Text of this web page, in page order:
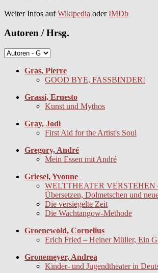
Weiter Infos aufWikipedia oderIMDb
Autoren / Hrsg.
Gras, Pierre
GOOD BYE, FASSBINDER!
Grassi, Ernesto
Kunst und Mythos
Gray, Jodi
First Aid for the Artist's Soul
Gregory, André
Mein Essen mit André
Griesel, Yvonne
WELTTHEATER VERSTEHEN
Übersetzen, Dolmetschen und
Die versiegelte Zeit
Die Wachtangow-Methode
Groenewold, Cornelius
Erich Fried – Heiner Müller, Ein
Gronemeyer, Andrea
Kinder- und Jugendtheater in